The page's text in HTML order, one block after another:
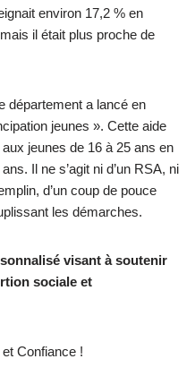
environ 17,2 % en
il était plus proche de
département a lancé en
jeunes ». Cette aide
jeunes de 16 à 25 ans en
Il ne s’agit ni d’un RSA, ni
d’un coup de pouce
les démarches.
visant à soutenir
sociale et
Confiance !